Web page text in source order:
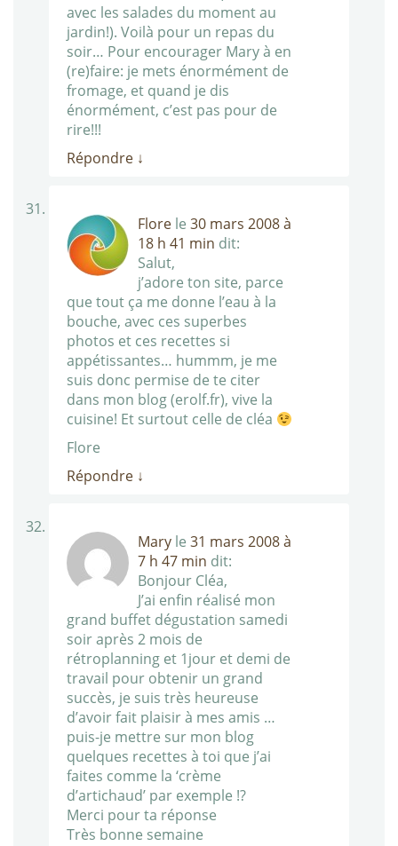
avec les salades du moment au
jardin!). Voilà pour un repas du
soir… Pour encourager Mary à en
(re)faire: je mets énormément de
fromage, et quand je dis
énormément, c’est pas pour de
rire!!!
Répondre ↓
Flore le 30 mars 2008 à
18 h 41 min dit:
Salut,
j’adore ton site, parce
que tout ça me donne l’eau à la
bouche, avec ces superbes
photos et ces recettes si
appétissantes… hummm, je me
suis donc permise de te citer
dans mon blog (erolf.fr), vive la
cuisine! Et surtout celle de cléa
Flore
Répondre ↓
Mary le 31 mars 2008 à
7 h 47 min dit:
Bonjour Cléa,
J’ai enfin réalisé mon
grand buffet dégustation samedi
soir après 2 mois de
rétroplanning et 1jour et demi de
travail pour obtenir un grand
succès, je suis très heureuse
d’avoir fait plaisir à mes amis …
puis-je mettre sur mon blog
quelques recettes à toi que j’ai
faites comme la ‘crème
d’artichaud’ par exemple !?
Merci pour ta réponse
Très bonne semaine